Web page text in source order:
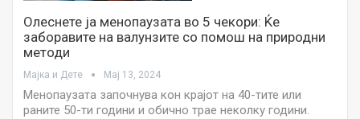
Олеснете ја менопаузата во 5 чекори: Ќе
заборавите на валунзите со помош на природни
методи
Мајка и Дете Мај 13, 2024
Менопаузата започнува кон крајот на 40-тите или
раните 50-ти години и обично трае неколку години.